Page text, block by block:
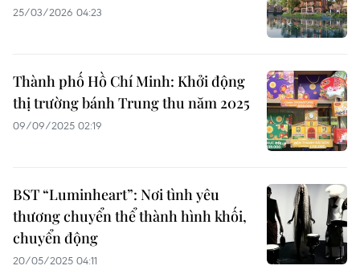
25/03/2026 04:23
Thành phố Hồ Chí Minh: Khởi động
thị trường bánh Trung thu năm 2025
09/09/2025 02:19
BST “Luminheart”: Nơi tình yêu
thương chuyển thể thành hình khối,
chuyển động
20/05/2025 04:11